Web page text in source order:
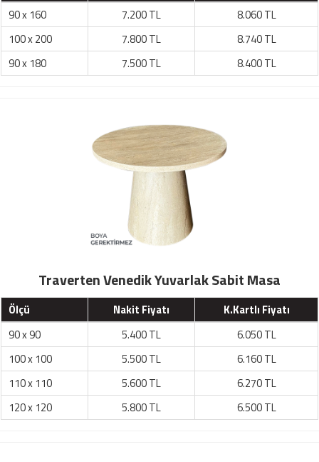
90 x 160 7.200 TL
8.060 TL
100 x 200
7.800 TL
8.740 TL
90 x 180
7.500 TL 8.400 TL
Traverten Venedik Yuvarlak Sabit Masa
Ölçü Nakit Fiyatı
K.Kartlı Fiyatı
90 x 90
5.400 TL
6.050 TL
100 x 100
5.500 TL
6.160 TL
110 x 110
5.600 TL
6.270 TL
120 x 120
5.800 TL 6.500 TL